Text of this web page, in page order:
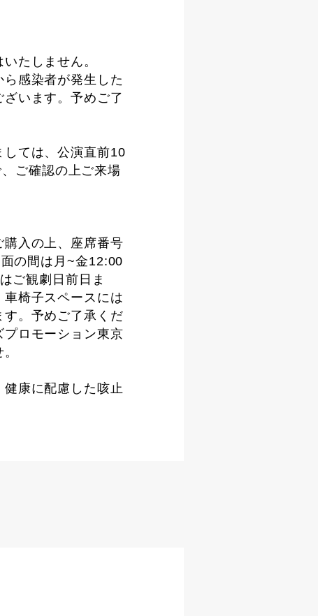
たしません。
感染者が発生した
います。予めご了
ては、公演直前10
ご確認の上ご来場
入の上、座席番号
の間は月~金12:00
ご観劇日前日ま
椅子スペースには
。予めご了承くだ
ロモーション東京
康に配慮した咳止